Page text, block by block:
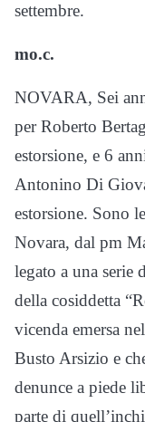
settembre.
mo.c.
NOVARA, Sei
per Roberto
estorsione, e 6
Antonino Di
estorsione. Sono
Novara, dal pm
legato a una serie
della cosiddetta
vicenda emersa
Busto Arsizio e
denunce a piede
parte di